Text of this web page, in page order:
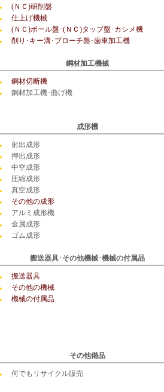
(ＮＣ)研削盤
仕上げ機械
(ＮＣ)ボール盤･(ＮＣ)タップ盤･カシメ機
削り･キー溝･ブローチ盤･歯車加工機
鋼材加工機械
鋼材切断機
鋼材加工機･曲げ機
成形機
射出成形
押出成形
中空成形
圧縮成形
真空成形
その他の成形
アルミ成形機
金属成形
ゴム成形
搬送器具･その他機械･機械の付属品
搬送器具
その他の機械
機械の付属品
その他備品
何でもリサイクル販売